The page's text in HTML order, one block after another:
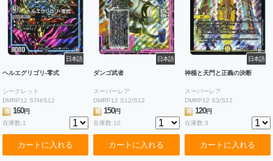
日本語
ヘルエグリゴリ-零式
シークレット
DMRP12 S7H/S12
B
160円
在庫数:1
カートに入れる
日本語
ダンゴ武者
スーパーレア
DMRP12 S12/S12
B
150円
在庫数:10
カートに入れる
日本語
神楯と天門と正義の決断
スーパーレア
DMRP12 S3/S12
B 120円
在庫数:3
カートに入れる